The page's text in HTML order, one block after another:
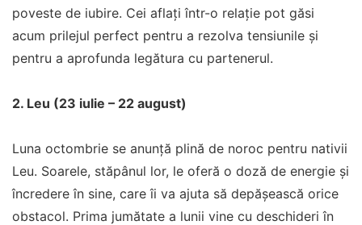
poveste de iubire. Cei aflați într-o relație pot găsi
acum prilejul perfect pentru a rezolva tensiunile și
pentru a aprofunda legătura cu partenerul.
2. Leu (23 iulie – 22 august)
Luna octombrie se anunță plină de noroc pentru nativii
Leu. Soarele, stăpânul lor, le oferă o doză de energie și
încredere în sine, care îi va ajuta să depășească orice
obstacol. Prima jumătate a lunii vine cu deschideri în